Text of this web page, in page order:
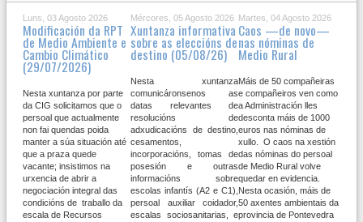
Luns, 03 Agosto 2026
Modificación da RPT
de Medio Ambiente e
Cambio Climático
(29/07/2026)
Nesta xuntanza por parte
da CIG solicitamos que o
persoal que actualmente
non fai quendas poida
manter a súa situación até
que a praza quede
vacante; insistimos na
urxencia de abrir a
negociación integral das
condicións de traballo da
escala de Recursos
Mércores, 05 Agosto 2026
Xuntanza informativa
sobre as eleccións de
destino (05/08/26)
Nesta xuntanza
comunicáronsenos as
datas relevantes de
resolucións de
adxudicacións de destino,
cesamentos,
incorporacións, tomas de
posesión e outras
informacións sobre
escolas infantís (A2 e C1),
persoal auxiliar coidador,
escalas sociosanitarias, e
Martes, 04 Agosto 2026
Caos —de novo—
nas nóminas de
Medio Rural
Máis de 50 compañeiras
e compañeiros ven como
a Administración lles
desconta máis de 1000
euros nas nóminas de
xullo. O caos na xestión
das nóminas do persoal
de Medio Rural volve
quedar en evidencia.
Nesta ocasión, máis de
50 axentes ambientais da
provincia de Pontevedra